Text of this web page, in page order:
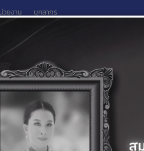
วยงาน บุคลากร